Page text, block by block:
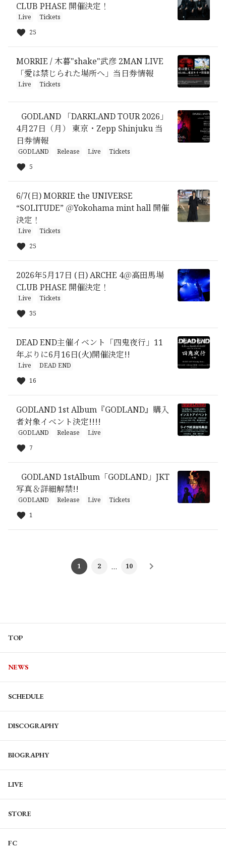
CLUB PHASE 開催決定！
Live
Tickets
25
MORRIE / 木暮"shake"武彦 2MAN LIVE
「愛は禁じられた場所へ」当日券情報
Live Tickets
GODLAND 「DARKLAND TOUR 2026」
4月27日（月） 東京・Zepp Shinjuku 当
日券情報
GODLAND Release Live
Tickets
5
6/7(日) MORRIE the UNIVERSE
“SOLITUDE” ＠Yokohama mint hall 開催
決定！
Live
Tickets
25
2026年5月17日 (日) ARCHE 4＠高田馬場
CLUB PHASE 開催決定！
Live
Tickets
35
DEAD END主催イベント「四鬼夜行」11
年ぶりに6月16日(火)開催決定!!
Live
DEAD END
16
GODLAND 1st Album『GODLAND』購入
者対象イベント決定!!!!
GODLAND Release
Live
7
GODLAND 1stAlbum「GODLAND」JKT
写真＆詳細解禁!!
GODLAND Release Live
Tickets
1
1 2 … 10
TOP
NEWS
SCHEDULE
DISCOGRAPHY
BIOGRAPHY
LIVE
STORE
FC